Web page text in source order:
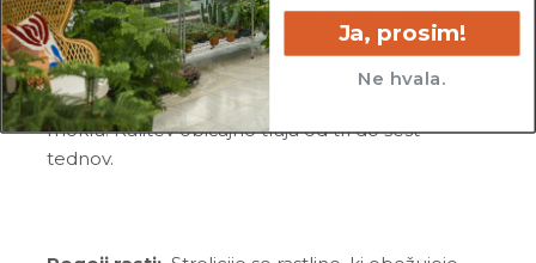
uri odstranite folijo. S tem preprečimo nastanek
plesni na prsti. Lonček s semeni postavite na
svetlo in toplo mesto s temperaturo od 20 do 25
°C, zemlja v lončku pa naj bo vlažna, vendar ne
mokra. Kalitev običajno traja od tri do šest
tednov.
Ja, prosim!
Ne hvala.